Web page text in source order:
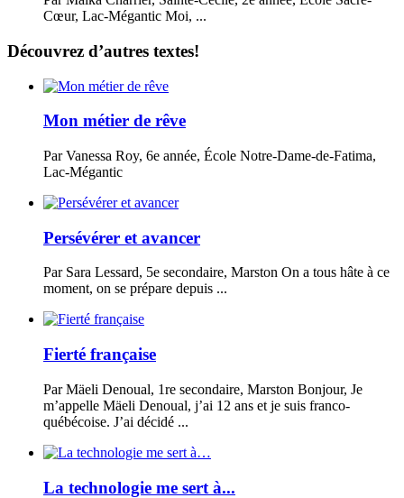
Cœur, Lac-Mégantic Moi, ...
Découvrez d’autres textes!
Mon métier de rêve
Par Vanessa Roy, 6e année, École Notre-Dame-de-Fatima,
Lac-Mégantic
Persévérer et avancer
Par Sara Lessard, 5e secondaire, Marston On a tous hâte à ce
moment, on se prépare depuis ...
Fierté française
Par Mäeli Denoual, 1re secondaire, Marston Bonjour, Je
m’appelle Mäeli Denoual, j’ai 12 ans et je suis franco-
québécoise. J’ai décidé ...
La technologie me sert à...